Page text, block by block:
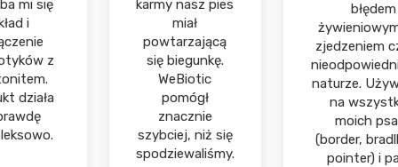
mi się
i
z
działa
karmy nasz pies
miał
powtarzającą
się biegunkę.
WeBiotic
pomógł
znacznie
szybciej, niż się
spodziewaliśmy.
błędem
zjedzeniem
naturze.
na
moich
(border,
pointer) i